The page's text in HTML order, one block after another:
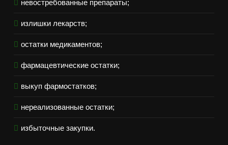
невостребованные препараты;
излишки лекарств;
остатки медикаментов;
фармацевтические остатки;
выкуп фармостатков;
нереализованные остатки;
избыточные закупки.